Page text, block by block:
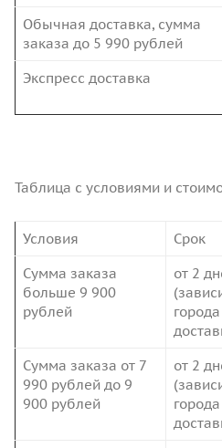
Обычная доставка, сумма
заказа до 5 990 рублей
Экспресс доставка
Таблица с условиями и
Условия Срок
Сумма заказа
больше 9 900
рублей
от 2
города
Сумма заказа от 7
990 рублей до 9
900 рублей
от 2
города